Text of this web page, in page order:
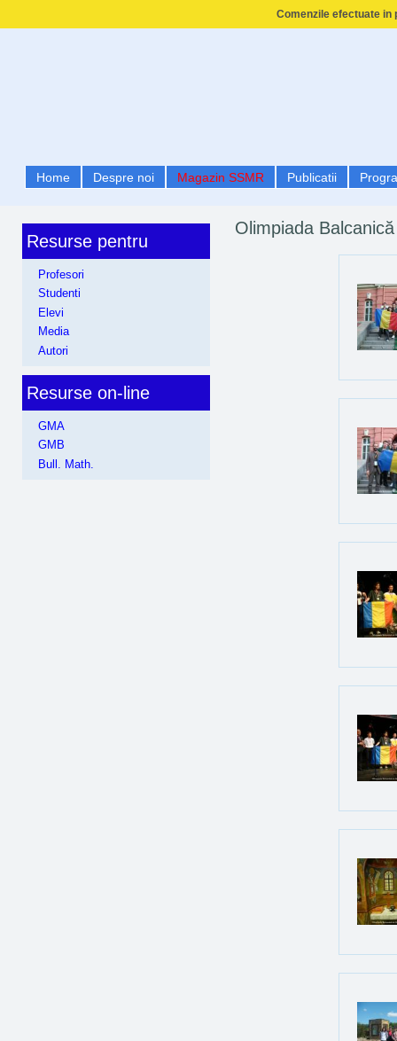
Comenzile efectuate in
Home Despre noi Magazin SSMR Publicatii
Olimpiada
Resurse pentru
Profesori
Studenti
Elevi
Media
Autori
Resurse on-line
GMA
GMB
Bull. Math.